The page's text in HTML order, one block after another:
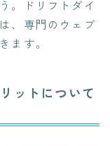
。ドリフトダイ
、専門のウェブ
ます。
ットについて